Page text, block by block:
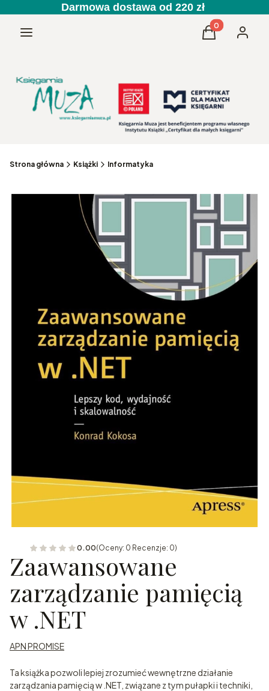
Darmowa dostawa od 220 zł
Menu Produkty w
Koszyk
Strona główna Książki Informatyka
0.00(Oceny: 0 Recenzje: 0)
Zaawansowane
zarządzanie pamięcią
w .NET
APN PROMISE
Ta książka pozwoli lepiej zrozumieć wewnętrzne działanie
zarządzania pamięcią w .NET, związane z tym pułapki i techniki,